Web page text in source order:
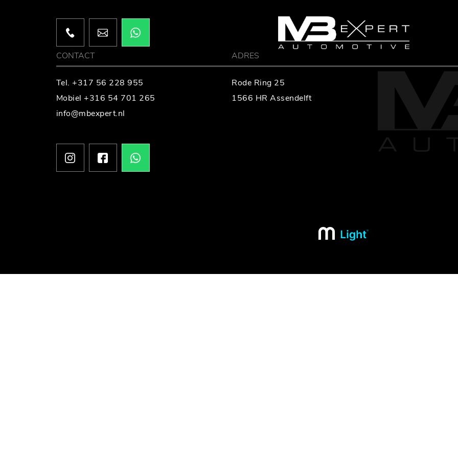
CONTACT
Tel. +317 56 228 955
Mobiel +316 54 701 265
info@mbexpert.nl
ADRES
Rode Ring 25
1566 HR Assendelft